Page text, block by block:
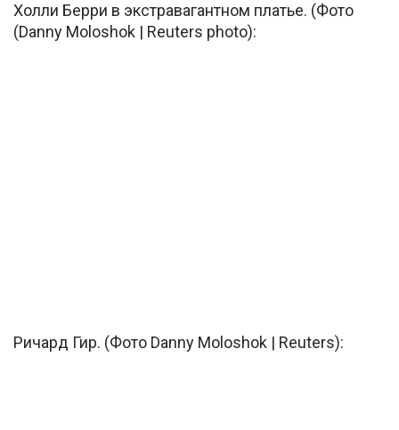
Холли Берри в экстравагантном платье. (Фото
(Danny Moloshok | Reuters photo):
Ричард Гир. (Фото Danny Moloshok | Reuters):